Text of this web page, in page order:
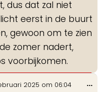
dus dat zal niet
eerst in de buurt
gewoon om te zien
zomer nadert,
voorbijkomen.
2025 om 06:04 ...